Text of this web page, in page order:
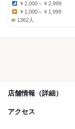
Dinner:
￥2,000～￥2,999
￥1,000～￥1,999
1362人
店舗情報（詳細）
アクセス